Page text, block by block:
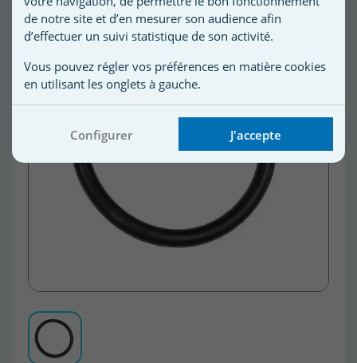
votre
liste
de notre site et d’en mesurer son audience afin
d’effectuer un suivi statistique de son activité.
Vous pouvez régler vos préférences en matière cookies
en utilisant les onglets à gauche.
Configurer J'accepte